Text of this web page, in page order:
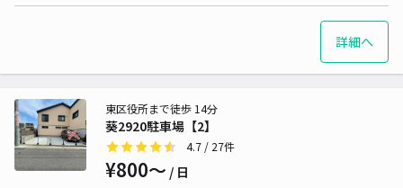
詳細へ
葵2920駐車場【2】
東区役所まで徒歩 14分
4.7 / 27件
¥800〜 / 日